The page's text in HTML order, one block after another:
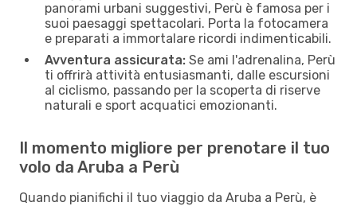
panorami urbani suggestivi, Perù è famosa per i
suoi paesaggi spettacolari. Porta la fotocamera
e preparati a immortalare ricordi indimenticabili.
Avventura assicurata: Se ami l'adrenalina, Perù
ti offrirà attività entusiasmanti, dalle escursioni
al ciclismo, passando per la scoperta di riserve
naturali e sport acquatici emozionanti.
Il momento migliore per prenotare il tuo
volo da Aruba a Perù
Quando pianifichi il tuo viaggio da Aruba a Perù, è